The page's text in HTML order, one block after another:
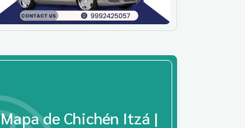
Mapa de Chichén Itzá |